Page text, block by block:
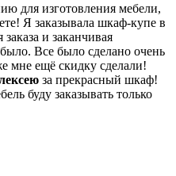
для изготовления мебели,
Я заказывала шкаф-купе в
и заканчивая
Все было сделано очень
мне ещё скидку сделали!
за прекрасный шкаф!
буду заказывать только